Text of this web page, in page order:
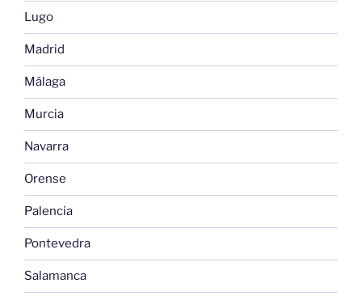
Lugo
Madrid
Málaga
Murcia
Navarra
Orense
Palencia
Pontevedra
Salamanca